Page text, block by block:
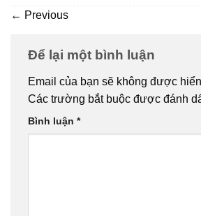
← Previous
Để lại một bình luận
Email của bạn sẽ không được
Các trường bắt buộc được đánh
Bình luận *